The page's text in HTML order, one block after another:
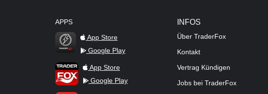
APPS
TraderFox Flash
App Store
Google Play
TraderFox AppApp Store
Google Play
INFOS
Über TraderFox
Kontakt
Vertrag Kündigen
Jobs bei TraderFox